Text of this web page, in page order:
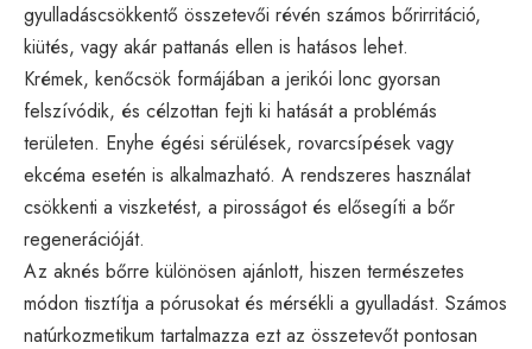
gyulladáscsökkentő összetevői révén számos bőrirritáció,
kiütés, vagy akár pattanás ellen is hatásos lehet.
Krémek, kenőcsök formájában a jerikói lonc gyorsan
felszívódik, és célzottan fejti ki hatását a problémás
területen. Enyhe égési sérülések, rovarcsípések vagy
ekcéma esetén is alkalmazható. A rendszeres használat
csökkenti a viszketést, a pirosságot és elősegíti a bőr
regenerációját.
Az aknés bőrre különösen ajánlott, hiszen természetes
módon tisztítja a pórusokat és mérsékli a gyulladást. Számos
natúrkozmetikum tartalmazza ezt az összetevőt pontosan